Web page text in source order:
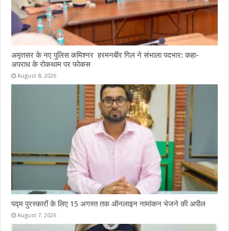
अमृतसर के नए पुलिस कमिश्नर हरमनबीर गिल ने संभाला पदभार: कहा-
अपराध के रोकथाम पर फोकस
August 8, 2026
पद्म पुरस्कारों के लिए 15 अगस्त तक ऑनलाइन नामांकन भेजने की अपील
August 7, 2026